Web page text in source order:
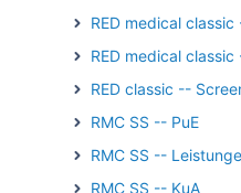
RED medical classic
RED medical
RED classic --
RMC SS -- PuE
RMC SS --
RMC SS -- KuA